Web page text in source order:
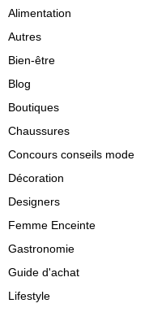
Alimentation
Autres
Bien-être
Blog
Boutiques
Chaussures
Concours conseils mode
Décoration
Designers
Femme Enceinte
Gastronomie
Guide d'achat
Lifestyle